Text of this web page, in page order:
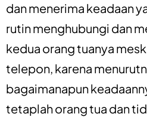
dan menerima keadaan
rutin menghubungi dan
kedua orang tuanya
telepon, karena
bagaimanapun
tetaplah orang tua dan